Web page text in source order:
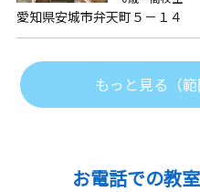
愛知県安城市弁天町５－１４
もっと見る（範
お電話での教